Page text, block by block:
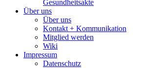
Gesundheitsakte
Über uns
Über uns
Kontakt + Kommunikation
Mitglied werden
Wiki
Impressum
Datenschutz